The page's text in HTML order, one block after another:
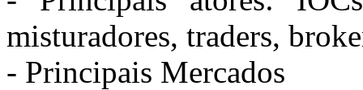
misturadores, traders,
- Principais Mercados